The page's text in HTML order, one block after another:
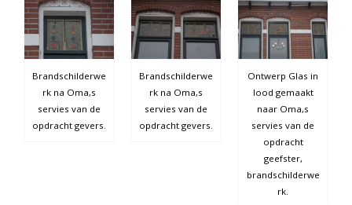
Brandschilderwe
rk na Oma,s
servies van de
opdracht gevers.
Brandschilderwe
rk na Oma,s
servies van de
opdracht gevers.
Ontwerp Glas in
lood gemaakt
naar Oma,s
servies van de
opdracht
geefster,
brandschilderwe
rk.